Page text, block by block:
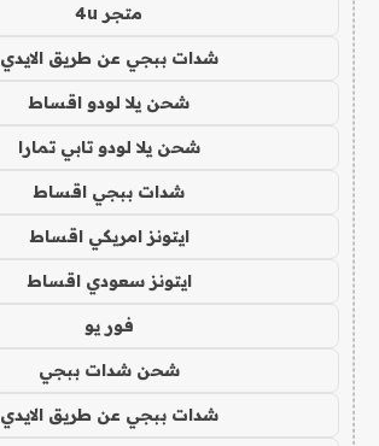
متجر 4u
شدات ببجي عن طريق الايدي
شحن يلا لودو اقساط
شحن يلا لودو تابي تمارا
شدات ببجي اقساط
ايتونز امريكي اقساط
ايتونز سعودي اقساط
فور يو
شحن شدات ببجي
شدات ببجي عن طريق الايدي